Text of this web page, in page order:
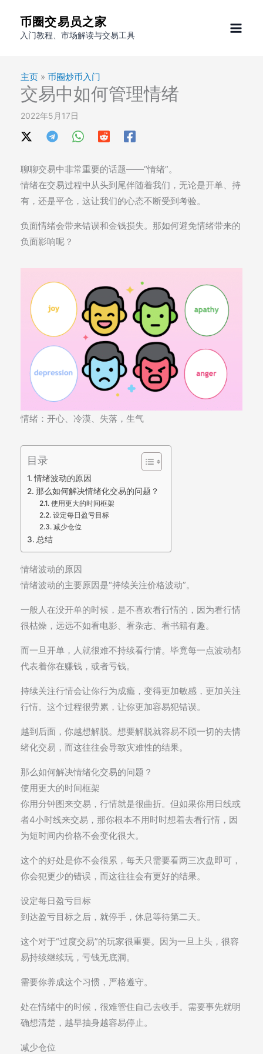
币圈交易员之家
入门教程、市场解读与交易工具
主页 » 币圈炒币入门
交易中如何管理情绪
2022年5月17日
聊聊交易中非常重要的话题——“情绪”。
情绪在交易过程中从头到尾伴随着我们，无论是开单、持
有，还是平仓，这让我们的心态不断受到考验。
负面情绪会带来错误和金钱损失。那如何避免情绪带来的
负面影响呢？
情绪：开心、冷漠、失落，生气
目录
情绪波动的原因
那么如何解决情绪化交易的问题？
使用更大的时间框架
设定每日盈亏目标
减少仓位
总结
情绪波动的原因
情绪波动的主要原因是“持续关注价格波动”。
一般人在没开单的时候，是不喜欢看行情的，因为看行情
很枯燥，远远不如看电影、看杂志、看书籍有趣。
而一旦开单，人就很难不持续看行情。毕竟每一点波动都
代表着你在赚钱，或者亏钱。
持续关注行情会让你行为成瘾，变得更加敏感，更加关注
行情。这个过程很劳累，让你更加容易犯错误。
越到后面，你越想解脱。想要解脱就容易不顾一切的去情
绪化交易，而这往往会导致灾难性的结果。
那么如何解决情绪化交易的问题？
使用更大的时间框架
你用分钟图来交易，行情就是很曲折。但如果你用日线或
者4小时线来交易，那你根本不用时时想着去看行情，因
为短时间内价格不会变化很大。
这个的好处是你不会很累，每天只需要看两三次盘即可，
你会犯更少的错误，而这往往会有更好的结果。
设定每日盈亏目标
到达盈亏目标之后，就停手，休息等待第二天。
这个对于“过度交易”的玩家很重要。因为一旦上头，很容
易持续继续玩，亏钱无底洞。
需要你养成这个习惯，严格遵守。
处在情绪中的时候，很难管住自己去收手。需要事先就明
确想清楚，越早抽身越容易停止。
减少仓位